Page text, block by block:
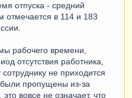
отпуска - средний
отмечается в 114 и 183
рабочего времени,
отсутствия работника,
не приходится
пропущены из-за
вовсе не означает, что